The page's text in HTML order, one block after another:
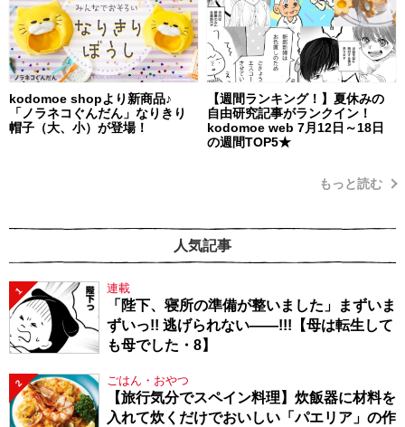
kodomoe shopより新商品♪
「ノラネコぐんだん」なりきり
帽子（大、小）が登場！
【週間ランキング！】夏休みの
自由研究記事がランクイン！
kodomoe web 7月12日～18日
の週間TOP5★
もっと読む
人気記事
1 連載
「陛下、寝所の準備が整いました」まずいま
ずいっ!! 逃げられない――!!!【母は転生して
も母でした・8】
2 ごはん・おやつ
【旅行気分でスペイン料理】炊飯器に材料を
入れて炊くだけでおいしい「パエリア」の作